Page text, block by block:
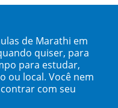
de Marathi em
quiser, para
para estudar,
ou local. Você nem
com seu